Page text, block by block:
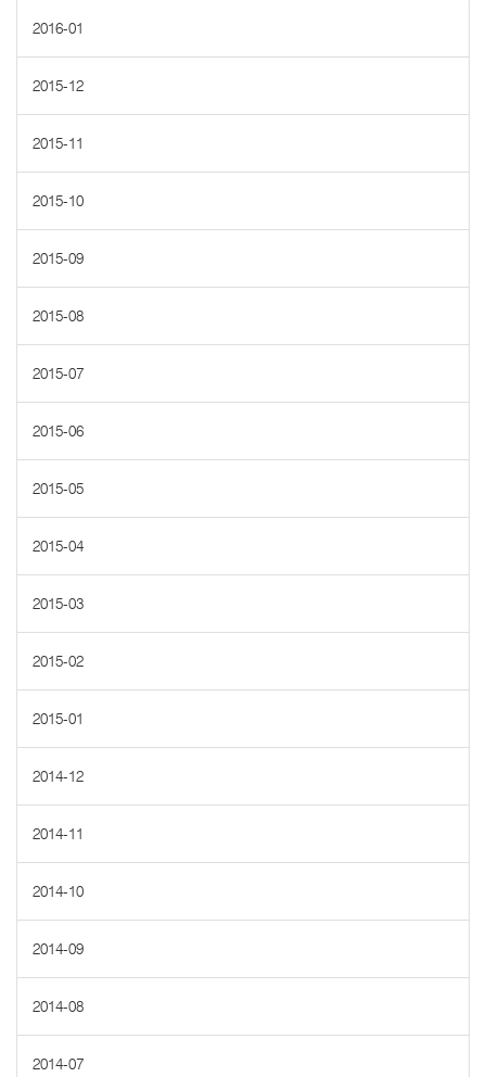
2016-01
2015-12
2015-11
2015-10
2015-09
2015-08
2015-07
2015-06
2015-05
2015-04
2015-03
2015-02
2015-01
2014-12
2014-11
2014-10
2014-09
2014-08
2014-07